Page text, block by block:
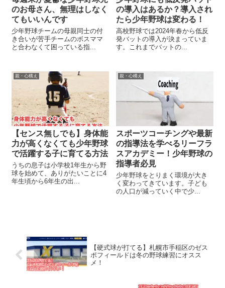
のお母さん、無理はしなく
てもいいんです
少年野球チームの母親同士の付
き合いが苦手チームのボスママ
と合わなくて困っている指...
の導入はあるか？導入され
たら少年野球は変わる！
高校野球では2024年春から低反
発バットの導入が決まっていま
す。これまでバットの...
親・心構え
【センス無しでも】身体能
力が高くなくても少年野球
で活躍する子に育てる方法
うちの息子は小学校1年生から野
球を始めて、ありがたいことに4
年生頃から6年生の出...
親・心構え
スポーツコーチングや最新
の指導法を学べるリーフラ
スアカデミー！少年野球の
指導者必見
少年野球をとりまく環境が大き
く変わってきています。子ども
の人口が減っていく中で少...
【硬式球が打てる】札幌市手稲区のゼス
ポフィールドは冬の野球練習にオスス
メ！